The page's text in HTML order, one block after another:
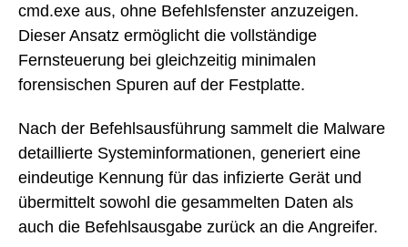
cmd.exe aus, ohne Befehlsfenster anzuzeigen.
Dieser Ansatz ermöglicht die vollständige
Fernsteuerung bei gleichzeitig minimalen
forensischen Spuren auf der Festplatte.
Nach der Befehlsausführung sammelt die Malware
detaillierte Systeminformationen, generiert eine
eindeutige Kennung für das infizierte Gerät und
übermittelt sowohl die gesammelten Daten als
auch die Befehlsausgabe zurück an die Angreifer.